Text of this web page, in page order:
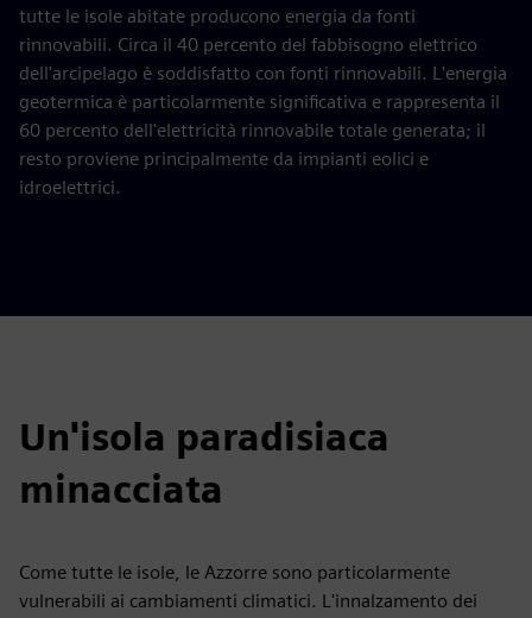
tutte le isole abitate producono energia da fonti
rinnovabili. Circa il 40 percento del fabbisogno elettrico
dell'arcipelago è soddisfatto con fonti rinnovabili. L'energia
geotermica è particolarmente significativa e rappresenta il
60 percento dell'elettricità rinnovabile totale generata; il
resto proviene principalmente da impianti eolici e
idroelettrici.
Un'isola paradisiaca
minacciata
Come tutte le isole, le Azzorre sono particolarmente
vulnerabili ai cambiamenti climatici. L'innalzamento dei